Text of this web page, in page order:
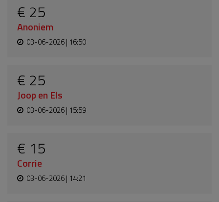
€ 25
Anoniem
03-06-2026 | 16:50
€ 25
Joop en Els
03-06-2026 | 15:59
€ 15
Corrie
03-06-2026 | 14:21